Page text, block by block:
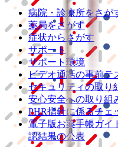
病院・診療所をさが
薬局をさがす
症状からさがす
サポート
サポート環境
ビデオ通話の事前テ
セキュリティの取り
安心安全への取り組
PHR指針に係るチェ
電子版お薬手帳ガイ
認結果の公表